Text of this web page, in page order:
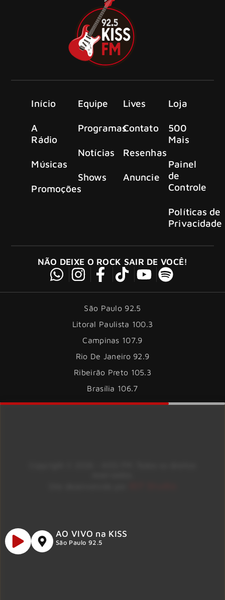
Início
A
Rádio
Músicas
Promoções
Equipe
Programas
Notícias
Shows
Lives
Contato
Resenhas
Anuncie
Loja
500
Mais
Painel
de
Controle
Políticas de
Privacidade
NÃO DEIXE O ROCK SAIR DE VOCÊ!
São Paulo 92.5
Litoral Paulista 100.3
Campinas 107.9
Rio De Janeiro 92.9
Ribeirão Preto 105.3
Brasília 106.7
AO VIVO na KISS
São Paulo 92.5